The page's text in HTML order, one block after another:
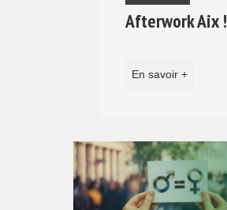
Afterwork Aix !
En savoir +